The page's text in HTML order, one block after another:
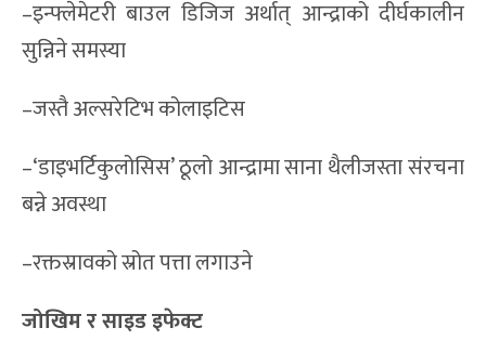
–इन्फ्लेमेटरी बाउल डिजिज अर्थात् आन्द्राको दीर्घकालीन
सुन्निने समस्या
–जस्तै अल्सरेटिभ कोलाइटिस
–‘डाइभर्टिकुलोसिस’ ठूलो आन्द्रामा साना थैलीजस्ता संरचना
बन्ने अवस्था
–रक्तस्रावको स्रोत पत्ता लगाउने
जोखिम र साइड इफेक्ट